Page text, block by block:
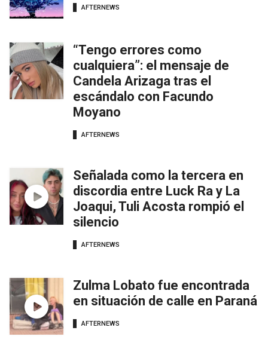
AFTERNEWS
“Tengo errores como
cualquiera”: el mensaje de
Candela Arizaga tras el
escándalo con Facundo
Moyano
AFTERNEWS
Señalada como la tercera en
discordia entre Luck Ra y La
Joaqui, Tuli Acosta rompió el
silencio
AFTERNEWS
Zulma Lobato fue encontrada
en situación de calle en Paraná
AFTERNEWS